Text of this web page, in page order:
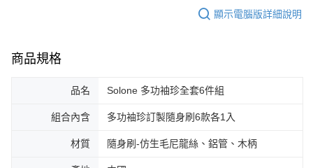
顯示電腦版詳細說明
商品規格
品名 Solone 多功袖珍全套6件組
組合內含 多功袖珍訂製隨身刷6款各1入
材質 隨身刷-仿生毛尼龍絲、鋁管、木柄